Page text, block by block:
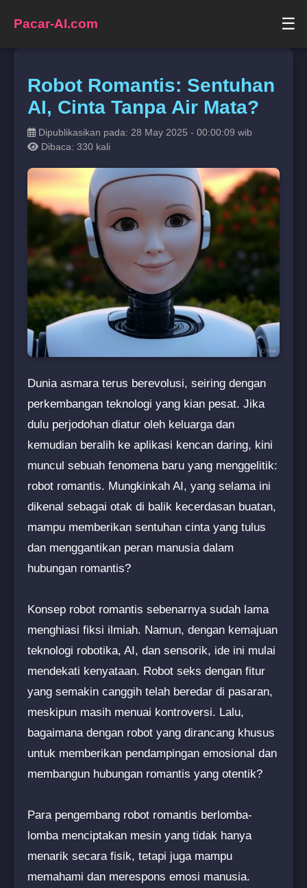
Pacar-AI.com ☰
Robot Romantis: Sentuhan
AI, Cinta Tanpa Air Mata?
Dipublikasikan pada: 28 May 2025 - 00:00:09 wib
Dibaca: 330 kali
Dunia asmara terus berevolusi, seiring dengan
perkembangan teknologi yang kian pesat. Jika
dulu perjodohan diatur oleh keluarga dan
kemudian beralih ke aplikasi kencan daring, kini
muncul sebuah fenomena baru yang menggelitik:
robot romantis. Mungkinkah AI, yang selama ini
dikenal sebagai otak di balik kecerdasan buatan,
mampu memberikan sentuhan cinta yang tulus
dan menggantikan peran manusia dalam
hubungan romantis?
Konsep robot romantis sebenarnya sudah lama
menghiasi fiksi ilmiah. Namun, dengan kemajuan
teknologi robotika, AI, dan sensorik, ide ini mulai
mendekati kenyataan. Robot seks dengan fitur
yang semakin canggih telah beredar di pasaran,
meskipun masih menuai kontroversi. Lalu,
bagaimana dengan robot yang dirancang khusus
untuk memberikan pendampingan emosional dan
membangun hubungan romantis yang otentik?
Para pengembang robot romantis berlomba-
lomba menciptakan mesin yang tidak hanya
menarik secara fisik, tetapi juga mampu
memahami dan merespons emosi manusia.